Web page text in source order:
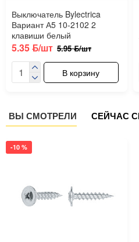
Выключатель Bylectrica
Вариант А5 10-2102 2
клавиши белый
5.35 ƃ/шт 5.95 ƃ/шт
В корзину
ВЫ СМОТРЕЛИ СЕЙЧАС
-10 %